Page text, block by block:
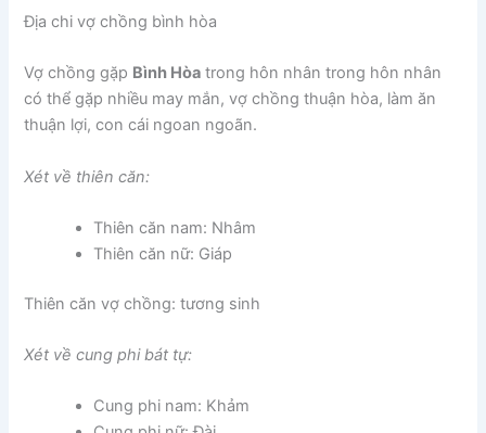
Địa chi vợ chồng bình hòa
Vợ chồng gặp Bình Hòa trong hôn nhân trong hôn nhân
có thể gặp nhiều may mắn, vợ chồng thuận hòa, làm ăn
thuận lợi, con cái ngoan ngoãn.
Xét về thiên căn:
Thiên căn nam: Nhâm
Thiên căn nữ: Giáp
Thiên căn vợ chồng: tương sinh
Xét về cung phi bát tự:
Cung phi nam: Khảm